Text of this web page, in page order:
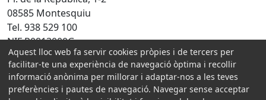
08585 Montesquiu
Tel. 938 529 100
NIF P0813000G
Amb la col·laboració de:
Aquest lloc web fa servir cookies pròpies i de tercers per
facilitar-te una experiència de navegació òptima i recollir
informació anònima per millorar i adaptar-nos a les teves
preferències i pautes de navegació. Navegar sense acceptar